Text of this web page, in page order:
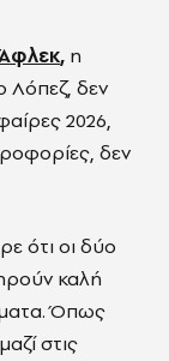
, η
Λόπεζ, δεν
2026,
δεν
ότι οι δύο
καλή
Όπως
στις